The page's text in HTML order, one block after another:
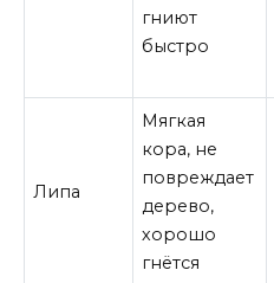
гниют
быстро
Липа
Мягкая
кора, не
повреждает
дерево,
хорошо
гнётся